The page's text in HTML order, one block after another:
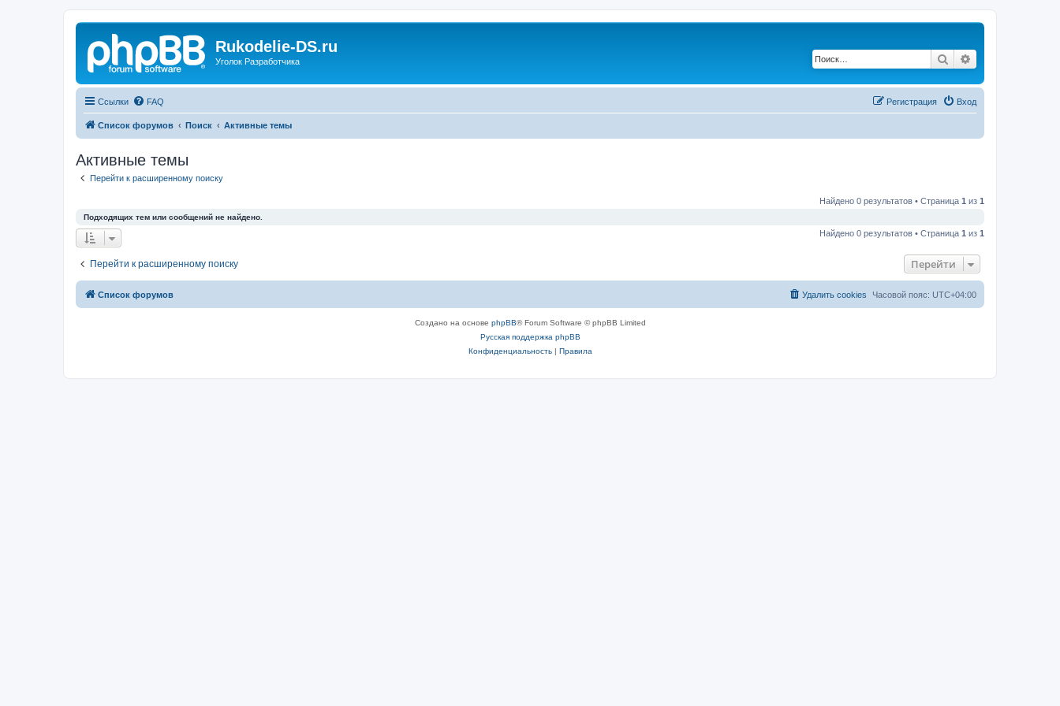
Rukodelie-DS.ru
Уголок Разработчика Поиск
Ссылки FAQ Вход
Регистрация
Список форумов Поиск Активные темы
Активные темы
Перейти к расширенному поиску
Найдено 0 результатов • Страница 1 из 1
Подходящих тем или сообщений не найдено.
Найдено 0 результатов • Страница 1 из 1
Перейти к расширенному поиску Перейти
Список форумов Часовой пояс: UTC+04:00
Удалить cookies
Создано на основе phpBB® Forum Software © phpBB Limited
Русская поддержка phpBB
Конфиденциальность| Правила